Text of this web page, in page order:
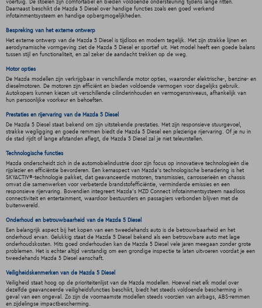
voertuig. De stoelen zijn comfortabel en bieden voldoende ondersteuning tijdens lange ritten.
Daarnaast beschikt de Mazda 5 Diesel over handige functies zoals een goed werkend
infotainmentsysteem en handige opbergmogelijkheden.
Bespreking van het externe ontwerp
Het externe ontwerp van de Mazda 5 Diesel is tijdloos en modern tegelijk. Met zijn strakke lijnen en
aerodynamische vormgeving ziet de Mazda 5 Diesel er sportief uit. Het model heeft een goede balans
tussen stijl en functionaliteit, en zal zeker de aandacht trekken op de weg.
Motor opties
De Mazda modellen zijn verkrijgbaar in verschillende motor opties, waaronder elektrische-, benzine- en
dieselmotoren. De motoren zijn efficiënt en bieden voldoende vermogen voor dagelijks gebruik.
Autokopers kunnen kiezen uit verschillende cilinderinhouden en vermogensniveaus, afhankelijk van
hun persoonlijke voorkeur en behoeften.
Prestaties en rijervaring van de Mazda 5 Diesel
De Mazda 5 Diesel staat bekend om zijn uitstekende prestaties. Met zijn responsieve stuurgevoel,
strakke wegligging en goede remmen biedt de Mazda 5 Diesel een plezierige rijervaring. Of je nu in
de stad rijdt of lange afstanden aflegt, de Mazda 5 Diesel zal je niet teleurstellen.
Technologische functies
Mazda onderscheidt zich in de automobielindustrie door zijn focus op innovatieve technologieën die
rijplezier en efficiëntie bevorderen. Een kernaspect van Mazda's technologische benadering is het
SKYACTIV®-technologie pakket, dat geavanceerde motoren, transmissies, carrosserieën en chassis
omvat die samenwerken voor verbeterde brandstofefficiëntie, verminderde emissies en een
responsieve rijervaring. Bovendien integreert Mazda's MZD Connect infotainmentsysteem naadloos
connectiviteit en entertainment, waardoor bestuurders en passagiers verbonden blijven met de
buitenwereld.
Onderhoud en betrouwbaarheid van de Mazda 5 Diesel
Een belangrijk aspect bij het kopen van een tweedehands auto is de betrouwbaarheid en het
onderhoud ervan. Gelukkig staat de Mazda 5 Diesel bekend als een betrouwbare auto met lage
onderhoudskosten. Mits goed onderhouden kan de Mazda 5 Diesel vele jaren meegaan zonder grote
problemen. Het is echter altijd verstandig om een grondige inspectie te laten uitvoeren voordat je een
tweedehands Mazda 5 Diesel aanschaft.
Veiligheidskenmerken van de Mazda 5 Diesel
Veiligheid staat hoog op de prioriteitenlijst van de Mazda modellen. Hoewel niet elk model over
dezelfde geavanceerde veiligheidsfuncties beschikt, biedt het steeds voldoende bescherming in
geval van een ongeval. Zo zijn de voornaamste modellen steeds voorzien van airbags, ABS-remmen
en zijdelingse impactbescherming.